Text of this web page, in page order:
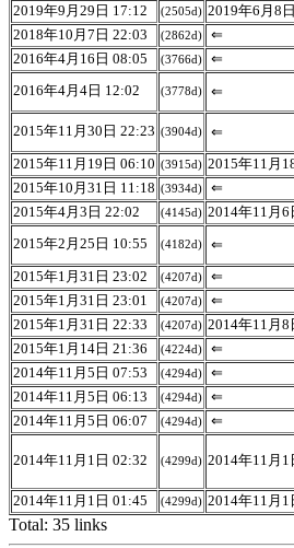
2019年9月29日 17:12
(2505d) 2019年6月8
2018年10月7日 22:03
(2862d) ⇐
2016年4月16日 08:05
(3766d) ⇐
2016年4月4日 12:02 (3778d) ⇐
2015年11月30日 22:23 (3904d) ⇐
2015年11月19日 06:10 (3915d) 2015年11月
2015年10月31日 11:18 (3934d) ⇐
2015年4月3日 22:02
(4145d) 2014年11月6
2015年2月25日 10:55 (4182d) ⇐
2015年1月31日 23:02
(4207d) ⇐
2015年1月31日 23:01
(4207d) ⇐
2015年1月31日 22:33
(4207d) 2014年11月8
2015年1月14日 21:36
(4224d) ⇐
2014年11月5日 07:53
(4294d) ⇐
2014年11月5日 06:13
(4294d) ⇐
2014年11月5日 06:07
(4294d) ⇐
2014年11月1日 02:32 (4299d) 2014年11月1
2014年11月1日 01:45
(4299d) 2014年11月1
Total: 35 links